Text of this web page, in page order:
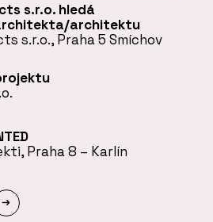
s.r.o. hledá
architektu
s.r.o., Praha 5 Smíchov
Praha 8 – Karlín